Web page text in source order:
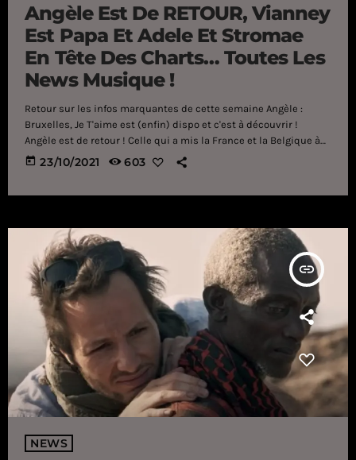
Angèle Est De RETOUR, Vianney
Est Papa Et Adele Et Stromae
En Tête Des Charts… Toutes Les
News Musique !
Retour sur les infos marquantes de cette semaine Angèle :
Bruxelles, Je T'aime est (enfin) dispo et c'est à découvrir !
Angèle est de retour ! Celle qui a mis la France et la Belgique à
ses pieds nous revient plus forte que jamais avec un nouveau
single - intitulé Bruxelles, Je t'aime. Bien qu'installée à Paris,
today 23/10/2021 603
insert_link
NEWS